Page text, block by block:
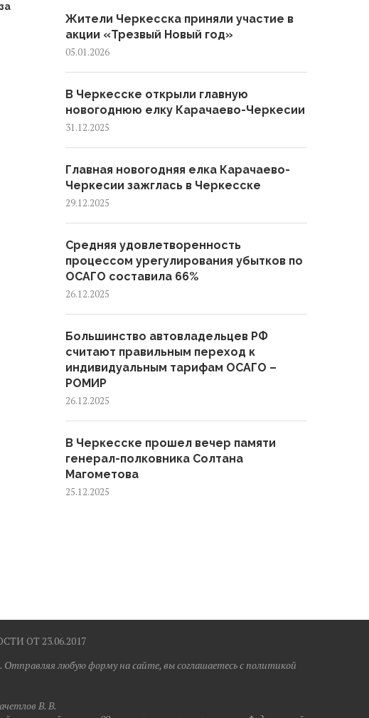
Жители Черкесска приняли участие в
акции «Трезвый Новый год»
05.01.2026
В Черкесске открыли главную
новогоднюю елку Карачаево-Черкесии
31.12.2025
Главная новогодняя елка Карачаево-
Черкесии зажглась в Черкесске
29.12.2025
Средняя удовлетворенность
процессом урегулирования убытков по
ОСАГО составила 66%
26.12.2025
Большинство автовладельцев РФ
считают правильным переход к
индивидуальным тарифам ОСАГО –
РОМИР
26.12.2025
В Черкесске прошел вечер памяти
генерал-полковника Солтана
Магометова
25.12.2025
ОТ 23.06.2017
любую форму на сайте, вы соглашаетесь с политикой
B. B.